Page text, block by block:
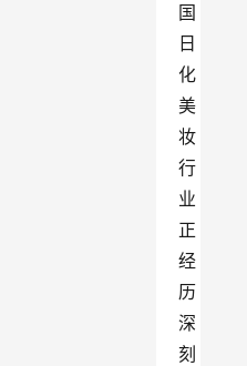
国
日
化
美
妆
行
业
正
经
历
深
刻